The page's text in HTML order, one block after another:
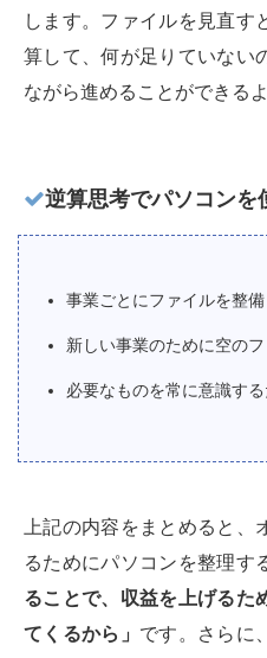
します。ファイルを見直す
算して、何が足りていない
ながら進めることができる
逆算思考でパソコンを
事業ごとにファイルを整
新しい事業のために空の
必要なものを常に意識す
上記の内容をまとめると
るためにパソコンを整理す
ることで、収益を上げるた
てくるから」 です。さらに